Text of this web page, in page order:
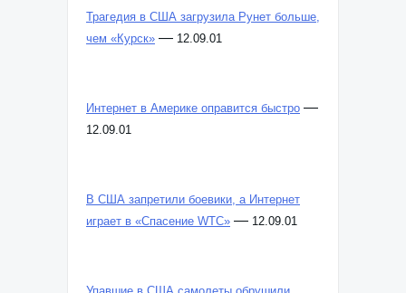
Трагедия в США загрузила Рунет больше,
чем «Курск» — 12.09.01
Интернет в Америке оправится быстро —
12.09.01
В США запретили боевики, а Интернет
играет в «Спасение WTC» — 12.09.01